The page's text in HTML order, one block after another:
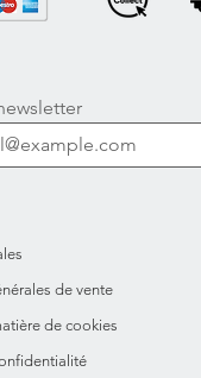
de vente
de cookies